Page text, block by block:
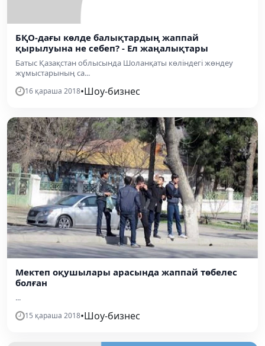
БҚО-дағы көлде балықтардың жаппай
қырылуына не себеп? - Ел жаңалықтары
Батыс Қазақстан облысында Шоланқаты көліндегі жөндеу
жұмыстарының са...
16 қараша 2018•Шоу-бизнес
Мектеп оқушылары арасында жаппай төбелес
болған
...
15 қараша 2018•Шоу-бизнес